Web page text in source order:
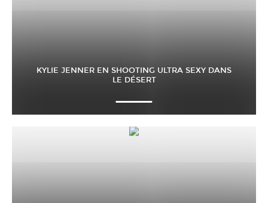
KYLIE JENNER EN SHOOTING ULTRA SEXY DANS
LE DÉSERT